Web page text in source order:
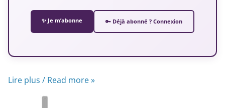
✨ Je m’abonne 🔑 Déjà abonné ? Connexion
Lire plus / Read more »